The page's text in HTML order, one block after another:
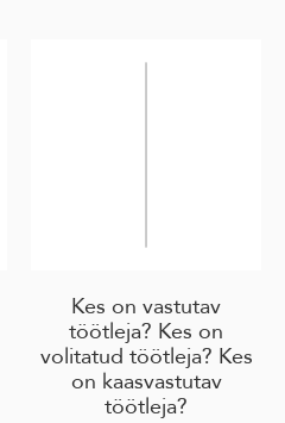
Kes on vastutav
töötleja? Kes on
volitatud töötleja? Kes
on kaasvastutav
töötleja?